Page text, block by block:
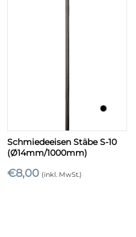
Schmiedeeisen Stäbe S-10
(Ø14mm/1000mm)
€8,00 (inkl. MwSt.)